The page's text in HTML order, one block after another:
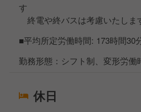
す
終電や終バスは考慮いたしま
■平均所定労働時間: 173時間30
勤務形態：シフト制、変形労働
休日